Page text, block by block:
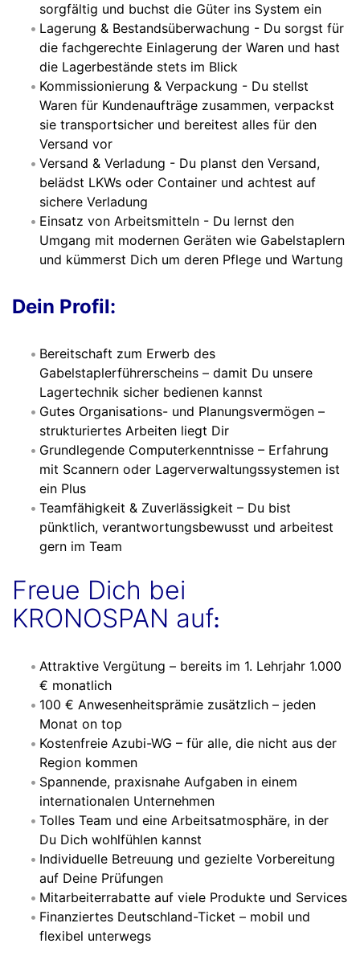
sorgfältig und buchst die Güter ins System ein
Lagerung & Bestandsüberwachung - Du sorgst für
die fachgerechte Einlagerung der Waren und hast
die Lagerbestände stets im Blick
Kommissionierung & Verpackung - Du stellst
Waren für Kundenaufträge zusammen, verpackst
sie transportsicher und bereitest alles für den
Versand vor
Versand & Verladung - Du planst den Versand,
belädst LKWs oder Container und achtest auf
sichere Verladung
Einsatz von Arbeitsmitteln - Du lernst den
Umgang mit modernen Geräten wie Gabelstaplern
und kümmerst Dich um deren Pflege und Wartung
Dein Profil:
Bereitschaft zum Erwerb des
Gabelstaplerführerscheins – damit Du unsere
Lagertechnik sicher bedienen kannst
Gutes Organisations- und Planungsvermögen –
strukturiertes Arbeiten liegt Dir
Grundlegende Computerkenntnisse – Erfahrung
mit Scannern oder Lagerverwaltungssystemen ist
ein Plus
Teamfähigkeit & Zuverlässigkeit – Du bist
pünktlich, verantwortungsbewusst und arbeitest
gern im Team
Freue Dich bei
KRONOSPAN auf:
Attraktive Vergütung – bereits im 1. Lehrjahr 1.000
€ monatlich
100 € Anwesenheitsprämie zusätzlich – jeden
Monat on top
Kostenfreie Azubi-WG – für alle, die nicht aus der
Region kommen
Spannende, praxisnahe Aufgaben in einem
internationalen Unternehmen
Tolles Team und eine Arbeitsatmosphäre, in der
Du Dich wohlfühlen kannst
Individuelle Betreuung und gezielte Vorbereitung
auf Deine Prüfungen
Mitarbeiterrabatte auf viele Produkte und Services
Finanziertes Deutschland-Ticket – mobil und
flexibel unterwegs